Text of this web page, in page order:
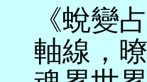
《蛻變
軸線，